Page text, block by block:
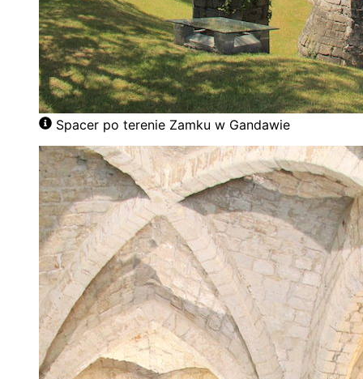
Spacer po terenie Zamku w Gandawie